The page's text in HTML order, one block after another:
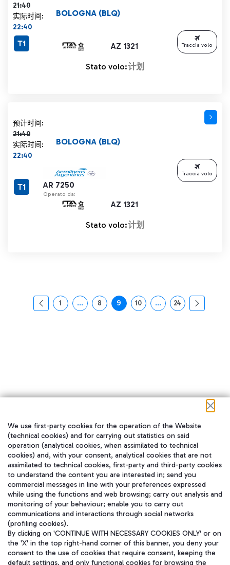
21:40
实际时间:
22:40
AZ 1321
BOLOGNA (BLQ)
T1
Stato volo:计划
Traccia volo
预计时间:
21:40
计划时间 21:40 删除线
实际时间:
22:40
AR 7250
Operato da:
AZ 1321
BOLOGNA (BLQ)
T1
Stato volo:计划
Traccia volo
页面
1 ...中间页面 使用 TAB 键进行导航。
页面
8 页面
9 页面
10 ...中间页面 使用 TAB 键
页面
24
在我们的社交渠道上关注我们
WeChat
We use first-party cookies for the operation of the Website
(technical cookies) and for carrying out statistics on said
operation (analytical cookies, when assimilated to technical
cookies) and, with your consent, analytical cookies that are not
assimilated to technical cookies, first-party and third-party cookies
to understand the content you are interested in; send you
commercial messages in line with your preferences expressed
while using the functions and web browsing; carry out analysis and
monitoring of your behaviour; enable you to carry out
communications and interactions through social networks
(profiling cookies).
By clicking on 'CONTINUE WITH NECESSARY COOKIES ONLY' or on
the 'X' in the top right-hand corner of this banner, you deny your
consent to the use of cookies that require consent, keeping the
default settings, and only functional cookies for browsing the